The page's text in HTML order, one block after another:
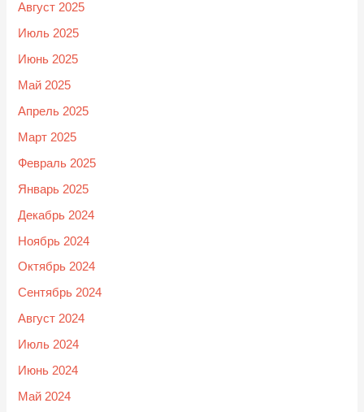
Август 2025
Июль 2025
Июнь 2025
Май 2025
Апрель 2025
Март 2025
Февраль 2025
Январь 2025
Декабрь 2024
Ноябрь 2024
Октябрь 2024
Сентябрь 2024
Август 2024
Июль 2024
Июнь 2024
Май 2024